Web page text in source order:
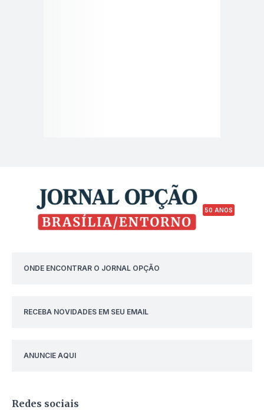
50 ANOS
ONDE ENCONTRAR O JORNAL OPÇÃO
RECEBA NOVIDADES EM SEU EMAIL
ANUNCIE AQUI
Redes sociais